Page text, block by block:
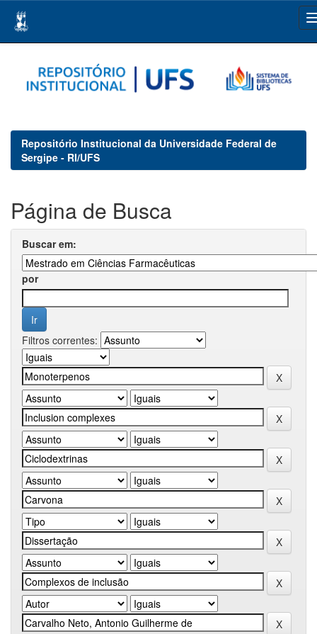
navigation
Repositório Institucional da Universidade Federal de
Sergipe - RI/UFS
Página de Busca
Buscar em:
por
Filtros correntes: